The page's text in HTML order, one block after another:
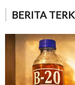
BERITA